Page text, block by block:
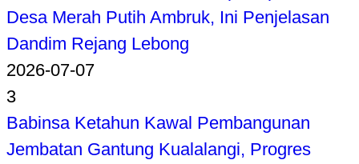
Desa Merah Putih Ambruk, Ini Penjelasan
Dandim Rejang Lebong
2026-07-07
3
Babinsa Ketahun Kawal Pembangunan
Jembatan Gantung Kualalangi, Progres